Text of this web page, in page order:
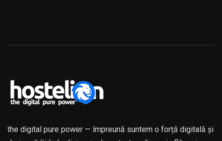
the digital pure power — împreună suntem o forță digitală și